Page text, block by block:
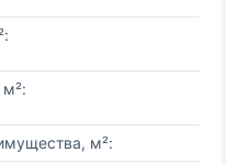
м²: